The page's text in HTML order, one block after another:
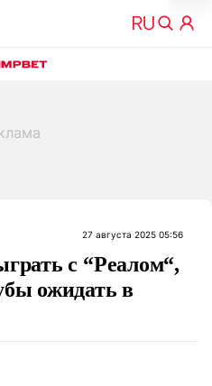
27 августа 2025 05:56
с “Реалом“,
ожидать в